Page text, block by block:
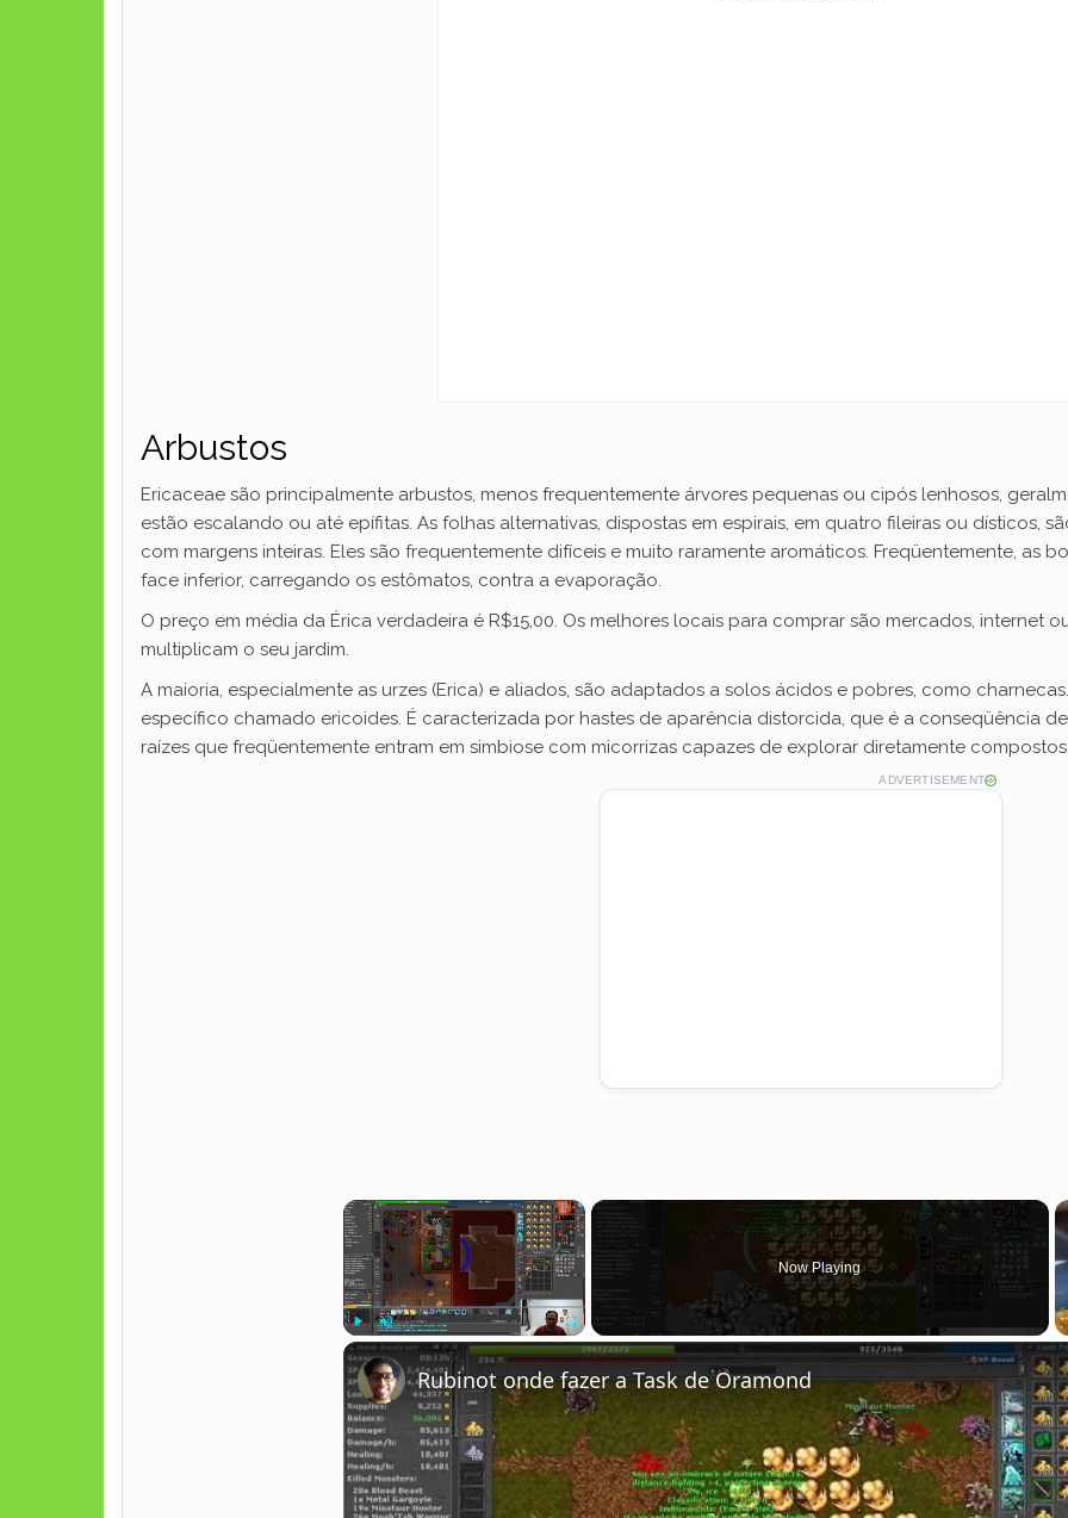
Arbustos
Ericaceae são principalmente arbustos, menos frequentemente árvores pequenas ou cipós lenhosos,
estão escalando ou até epífitas. As folhas alternativas, dispostas em espirais, em quatro fileiras ou dísticos,
com margens inteiras. Eles são frequentemente difíceis e muito raramente aromáticos. Freqüentemente, as
face inferior, carregando os estômatos, contra a evaporação.
O preço em média da Érica verdadeira é R$15,00. Os melhores locais para comprar são mercados, internet
multiplicam o seu jardim.
A maioria, especialmente as urzes (Erica) e aliados, são adaptados a solos ácidos e pobres, como
específico chamado ericoides. É caracterizada por hastes de aparência distorcida, que é a conseqüência
raízes que freqüentemente entram em simbiose com micorrizas capazes de explorar diretamente
ADVERTISEMENT
×
Play Unmute Fullscreen
Now Playing
Rubinot onde fazer a Task de Oramond